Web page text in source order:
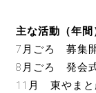
主な活動（年間
7月ごろ 募集
8月ごろ 発会
11月 東やまと